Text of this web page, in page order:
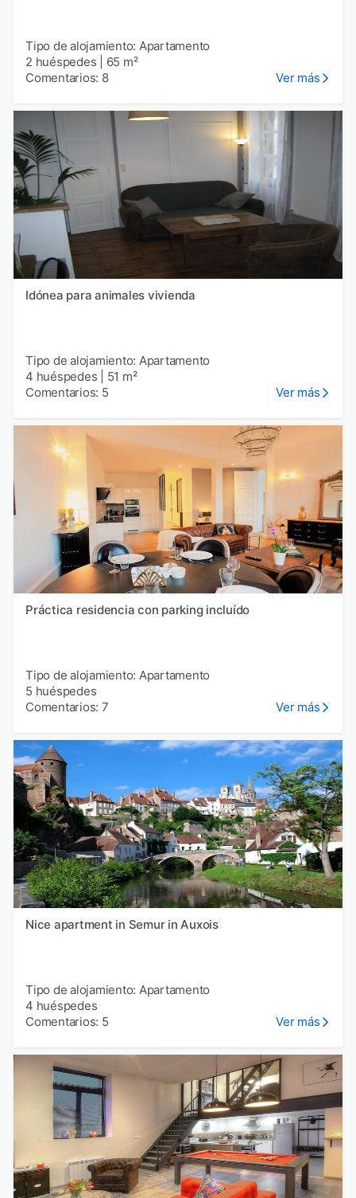
Tipo de alojamiento: Apartamento
2 huéspedes
65 m²
Comentarios: 8
Ver más
Idónea para animales vivienda
Tipo de alojamiento: Apartamento
4 huéspedes
51 m²
Comentarios: 5
Ver más
Práctica residencia con parking incluído
Tipo de alojamiento: Apartamento
5 huéspedes
Comentarios: 7
Ver más
Nice apartment in Semur in Auxois
Tipo de alojamiento: Apartamento
4 huéspedes
Comentarios: 5
Ver más